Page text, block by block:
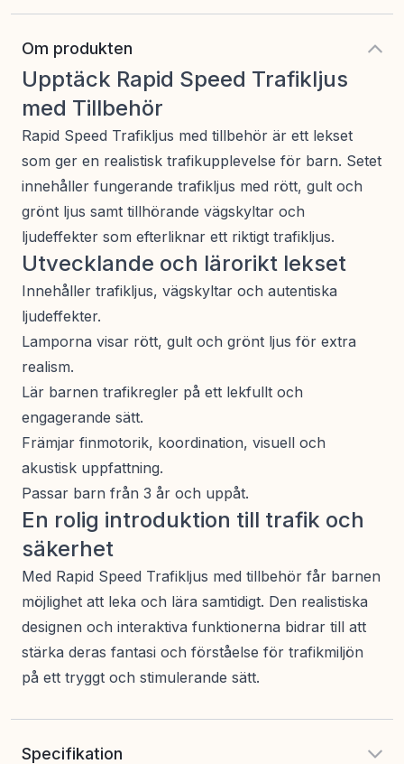
Om produkten
Upptäck Rapid Speed Trafikljus
med Tillbehör
Rapid Speed Trafikljus med tillbehör är ett lekset
som ger en realistisk trafikupplevelse för barn. Setet
innehåller fungerande trafikljus med rött, gult och
grönt ljus samt tillhörande vägskyltar och
ljudeffekter som efterliknar ett riktigt trafikljus.
Utvecklande och lärorikt lekset
Innehåller trafikljus, vägskyltar och autentiska
ljudeffekter.
Lamporna visar rött, gult och grönt ljus för extra
realism.
Lär barnen trafikregler på ett lekfullt och
engagerande sätt.
Främjar finmotorik, koordination, visuell och
akustisk uppfattning.
Passar barn från 3 år och uppåt.
En rolig introduktion till trafik och
säkerhet
Med Rapid Speed Trafikljus med tillbehör får barnen
möjlighet att leka och lära samtidigt. Den realistiska
designen och interaktiva funktionerna bidrar till att
stärka deras fantasi och förståelse för trafikmiljön
på ett tryggt och stimulerande sätt.
Specifikation